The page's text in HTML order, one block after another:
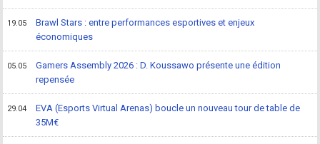
19.05
Brawl Stars : entre performances esportives et enjeux
économiques
05.05
Gamers Assembly 2026 : D. Koussawo présente une édition
repensée
29.04
EVA (Esports Virtual Arenas) boucle un nouveau tour de table de
35M€